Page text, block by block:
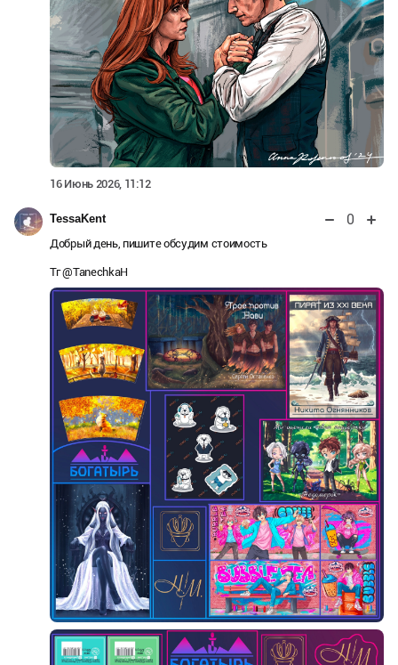
16 Июнь 2026, 11:12
TessaKent 0
Добрый день, пишите обсудим стоимость
Тг @TanechkaH